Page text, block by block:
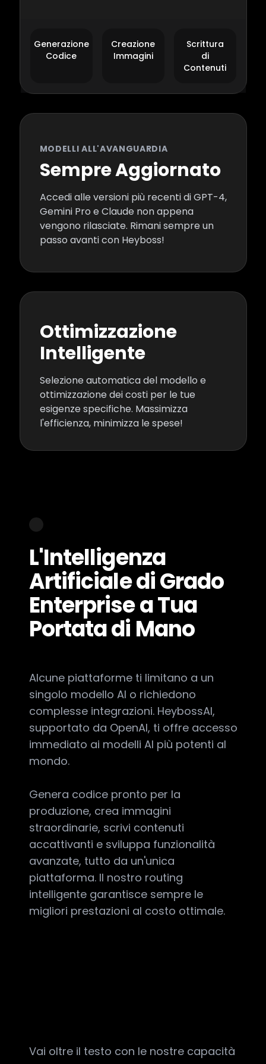
Generazione
Codice
Creazione
Immagini
Scrittura
di
Contenuti
MODELLI ALL'AVANGUARDIA
Sempre Aggiornato
Accedi alle versioni più recenti di GPT-4,
Gemini Pro e Claude non appena
vengono rilasciate. Rimani sempre un
passo avanti con Heyboss!
Ottimizzazione
Intelligente
Selezione automatica del modello e
ottimizzazione dei costi per le tue
esigenze specifiche. Massimizza
l'efficienza, minimizza le spese!
L'Intelligenza
Artificiale di Grado
Enterprise a Tua
Portata di Mano
Alcune piattaforme ti limitano a un
singolo modello AI o richiedono
complesse integrazioni. HeybossAI,
supportato da OpenAI, ti offre accesso
immediato ai modelli AI più potenti al
mondo.
Genera codice pronto per la
produzione, crea immagini
straordinarie, scrivi contenuti
accattivanti e sviluppa funzionalità
avanzate, tutto da un'unica
piattaforma. Il nostro routing
intelligente garantisce sempre le
migliori prestazioni al costo ottimale.
Vai oltre il testo con le nostre capacità